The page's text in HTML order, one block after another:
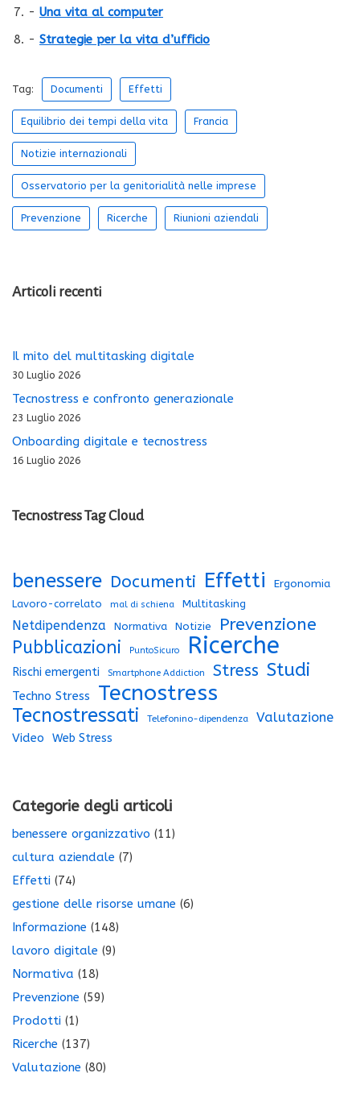
- Una vita al computer
- Strategie per la vita d’ufficio
Tag: Documenti Effetti
Equilibrio dei tempi della vita Francia
Notizie internazionali
Osservatorio per la genitorialità nelle imprese
Prevenzione Ricerche Riunioni aziendali
Articoli recenti
Il mito del multitasking digitale
30 Luglio 2026
Tecnostress e confronto generazionale
23 Luglio 2026
Onboarding digitale e tecnostress
16 Luglio 2026
Tecnostress Tag Cloud
benessere Documenti Effetti Ergonomia
Lavoro-correlato mal di schiena Multitasking
Netdipendenza Normativa Notizie Prevenzione
Pubblicazioni PuntoSicuro Ricerche
Rischi emergenti Smartphone Addiction Stress Studi
Techno Stress Tecnostress
Tecnostressati Telefonino-dipendenza Valutazione
Video Web Stress
Categorie degli articoli
benessere organizzativo (11)
cultura aziendale (7)
Effetti (74)
gestione delle risorse umane (6)
Informazione (148)
lavoro digitale (9)
Normativa (18)
Prevenzione (59)
Prodotti (1)
Ricerche (137)
Valutazione (80)